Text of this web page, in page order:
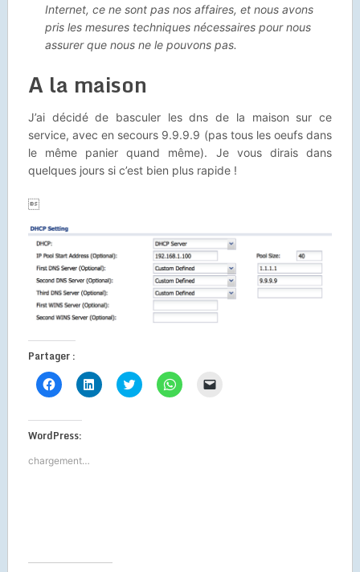
Internet, ce ne sont pas nos affaires, et nous avons
pris les mesures techniques nécessaires pour nous
assurer que nous ne le pouvons pas.
A la maison
J’ai décidé de basculer les dns de la maison sur ce
service, avec en secours 9.9.9.9 (pas tous les oeufs dans
le même panier quand même). Je vous dirais dans
quelques jours si c’est bien plus rapide !

Partager :
Cliquez
pour
Facebook(ouvre
dans
nouvelle
fenêtre)
Cliquez
pour
Cliquez
pour
Cliquez
pour
WordPress:
chargement…